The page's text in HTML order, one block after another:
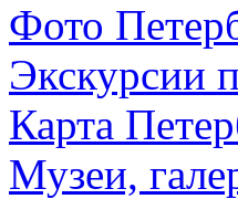
Фото
Экскурсии
Карта
Музеи,